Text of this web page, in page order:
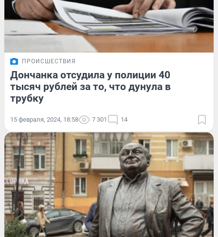
ПРОИСШЕСТВИЯ
Дончанка отсудила у полиции 40
тысяч рублей за то, что дунула в
трубку
15 февраля, 2024, 18:58 7 301 14